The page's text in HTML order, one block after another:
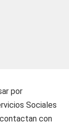
por
Sociales
con